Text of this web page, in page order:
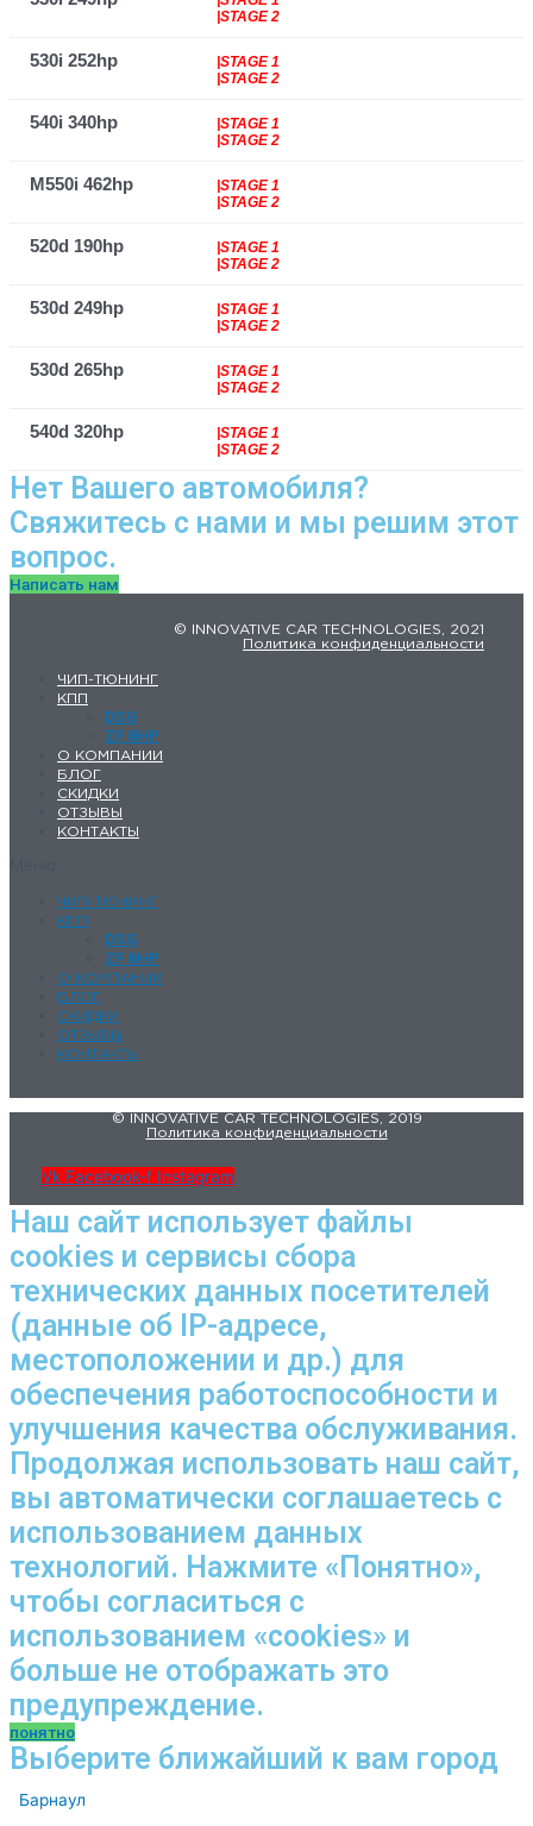
|STAGE 2
530i 252hp
|STAGE 1
|STAGE 2
540i 340hp
|STAGE 1
|STAGE 2
M550i 462hp
|STAGE 1
|STAGE 2
520d 190hp
|STAGE 1
|STAGE 2
530d 249hp
|STAGE 1
|STAGE 2
530d 265hp
|STAGE 1
|STAGE 2
540d 320hp
|STAGE 1
|STAGE 2
Нет Вашего автомобиля?
Свяжитесь с нами и мы решим этот
вопрос.
Написать нам
© INNOVATIVE CAR TECHNOLOGIES, 2021
Политика конфиденциальности
ЧИП-ТЮНИНГ
КПП
DSG
ZF 8HP
О КОМПАНИИ
БЛОГ
СКИДКИ
ОТЗЫВЫ
КОНТАКТЫ
ЧИП-ТЮНИНГ
КПП
DSG
ZF 8HP
О КОМПАНИИ
БЛОГ
СКИДКИ
ОТЗЫВЫ
КОНТАКТЫ
© INNOVATIVE CAR TECHNOLOGIES, 2019
Политика конфиденциальности
Vk Facebook-f Instagram
Наш сайт использует файлы
cookies и сервисы сбора
технических данных посетителей
(данные об IP-адресе,
местоположении и др.) для
обеспечения работоспособности и
улучшения качества обслуживания.
Продолжая использовать наш сайт,
вы автоматически соглашаетесь с
использованием данных
технологий. Нажмите «Понятно»,
чтобы согласиться с
использованием «cookies» и
больше не отображать это
предупреждение.
понятно
Выберите ближайший к вам город
Барнаул